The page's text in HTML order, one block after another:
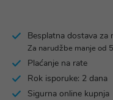
Besplatna dostava za
Za narudžbe manje od
Plaćanje na rate
Rok isporuke: 2 dana
Sigurna online kupnja